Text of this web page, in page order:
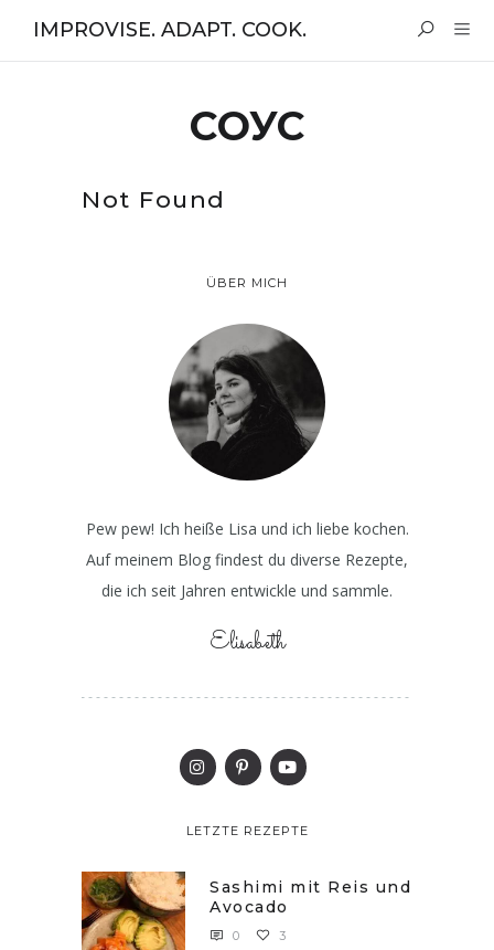
IMPROVISE. ADAPT. COOK.
СОУС
Not Found
ÜBER MICH
Pew pew! Ich heiße Lisa und ich liebe kochen.
Auf meinem Blog findest du diverse Rezepte,
die ich seit Jahren entwickle und sammle.
Elisabeth
LETZTE REZEPTE
Sashimi mit Reis und
Avocado
0 3